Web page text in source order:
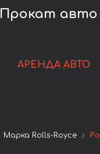
Прокат авто
АРЕНДА АВТО
Марка Rolls-Royce